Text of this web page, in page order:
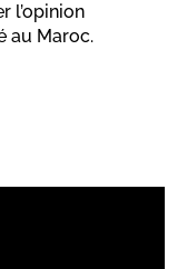
l’opinion
au Maroc.